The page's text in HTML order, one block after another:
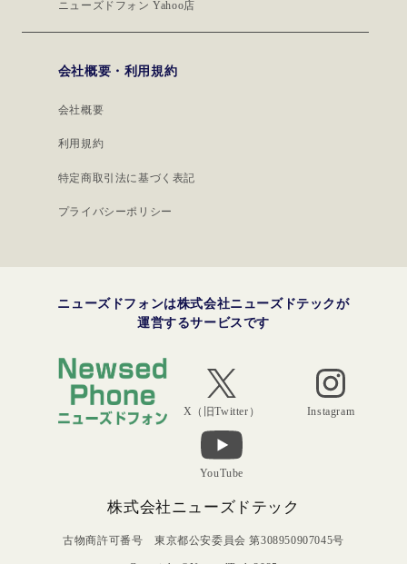
ニューズドフォン Yahoo店
会社概要・利用規約
会社概要
利用規約
特定商取引法に基づく表記
プライバシーポリシー
ニューズドフォンは株式会社ニューズドテックが
運営するサービスです
X（旧Twitter） Instagram
YouTube
株式会社ニューズドテック
古物商許可番号 東京都公安委員会 第308950907045号